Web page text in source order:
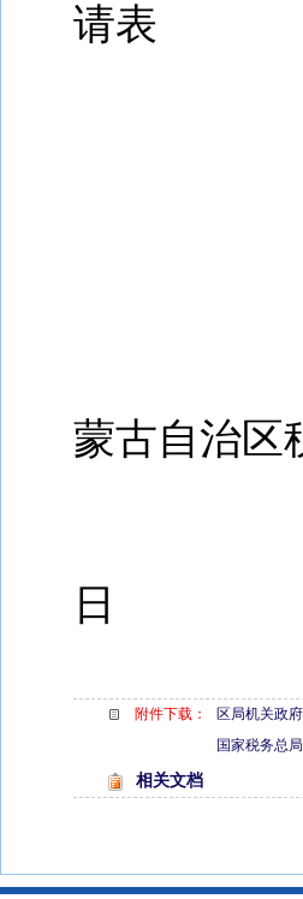
请表
蒙古自治区
日
附件下载：
区局机关政
国家税务总
相关文档